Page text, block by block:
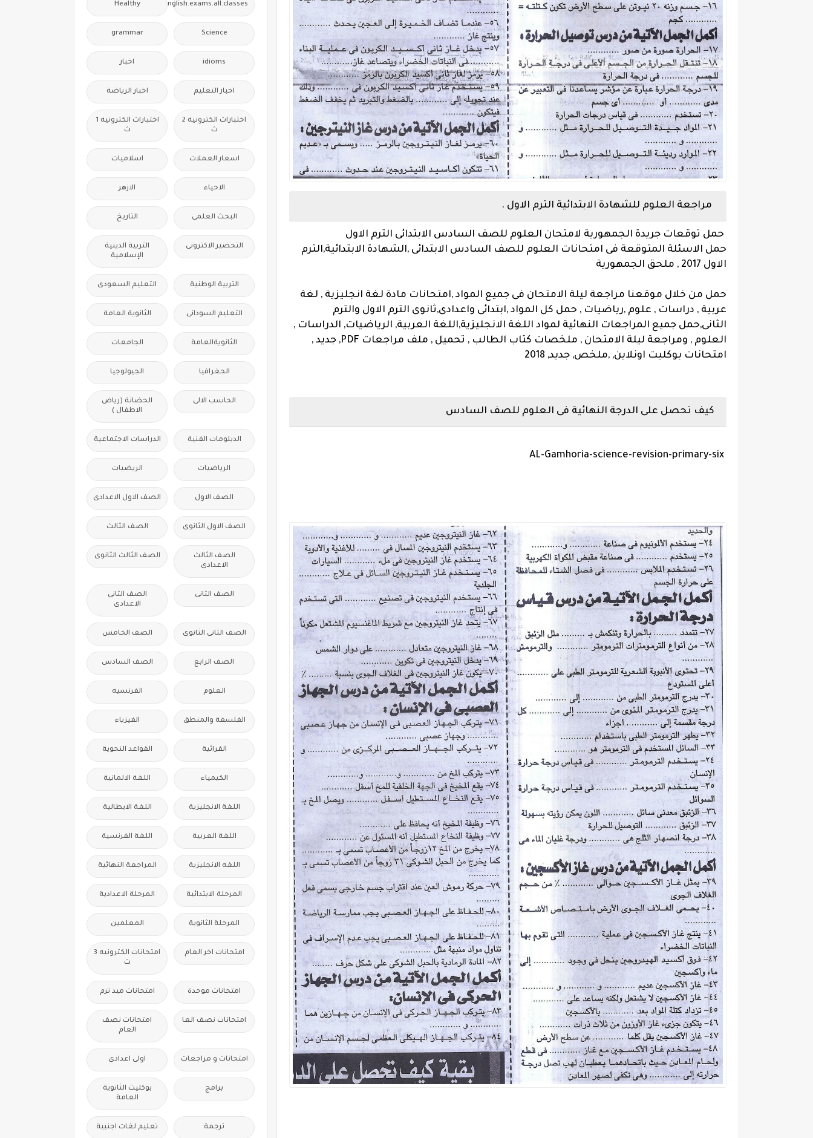
مراجعة العلوم للشهادة الابتدائية الترم الاول .
حمل توقعات جريدة الجمهورية لامتحان العلوم للصف السادس الابتدائى الترم الاول
حمل الاسئلة المتوقعة فى امتحانات العلوم للصف السادس الابتدائى ,الشهادة الابتدائية,الترم
الاول 2017 , ملحق الجمهورية
حمل من خلال موقعنا مراجعة ليلة الامتحان فى جميع المواد ,امتحانات مادة لغة انجليزية , لغة
عربية , دراسات , علوم ,رياضيات , حمل كل المواد ,ابتدائى واعدادى,ثانوى الترم الاول والترم
الثانى,حمل جميع المراجعات النهائية لمواد اللغة الانجليزية,اللغة العربية, الرياضيات, الدراسات ,
العلوم , ومراجعة ليلة الامتحان , ملخصات كتاب الطالب , تحميل , ملف مراجعات PDF, جديد ,
امتحانات بوكليت اونلاين, ,ملخص, جديد, 2018
كيف تحصل على الدرجة النهائية فى العلوم للصف السادس
Free.English.exams.all.classes
Healthy
Science
grammar
idioms اخبار
اخبار التعليم اخبار الرياضة
اختبارات الكترونية 2
ث
اختبارات الكترونيه 1
ث
اسعار العملات اسلاميات
الاحياء الازهر
البحث العلمى التاريخ
التحضير الاكترونى
التربية الدينية
الإسلامية
التربية الوطنية التعليم السعودى
التعليم السودانى الثانوية العامة
الثانويةالعامة الجامعات
الجغرافيا الجيولوجيا
الحاسب الالى
الحضانة (رياض
الاطفال )
الدبلومات الفنية الدراسات الاجتماعية
الرياضيات الريضيات
الصف الاول الصف الاول الاعدادى
الصف الاول الثانوى الصف الثالث
الصف الثالث
الاعدادى
الصف الثالث الثانوى
الصف الثانى
الصف الثانى
الاعدادى
الصف الثانى الثانوى الصف الخامس
الصف الرابع الصف السادس
العلوم الفرنسيه
الفلسفة والمنطق الفيزياء
القرائية القواعد النحوية
الكيمياء اللغة الالمانية
اللغة الانجليزية اللغة الايطالية
اللغة العربية اللغة الفرنسية
اللغه الانجليزية المراجعة النهائية
المرحلة الابتدائية المرحلة الاعدادية
المرحلة الثانوية المعلمين
امتحانات اخر العام
امتحانات الكترونيه 3
ث
امتحانات موحدة امتحانات ميد ترم
امتحانات نصف العا
امتحانات نصف
العام
امتحانات و مراجعات اولى اعدادى
برامج
بوكليت الثانوية
العامة
ترجمة تعليم لغات اجنبية